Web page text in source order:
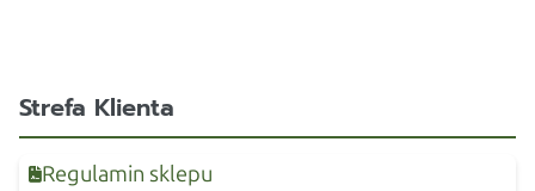
Strefa Klienta
Regulamin sklepu